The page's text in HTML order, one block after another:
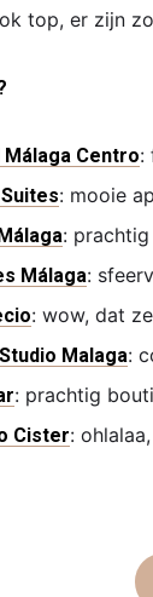
top, er zijn
Centro:
: mooie
:
Málaga:
: wow, dat
Malaga:
: prachtig
Cister: